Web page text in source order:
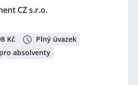
CZ s.r.o.
Kč
Plný úvazek
absolventy